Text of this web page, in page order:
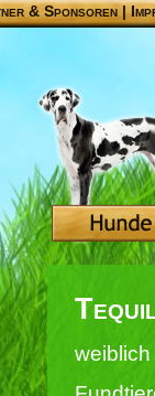
& Sponsoren|
weiblich